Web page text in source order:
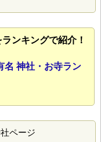
ンキングで紹介！
名 神社・お寺ラン
ページ